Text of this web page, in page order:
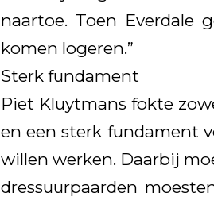
naartoe. Toen
komen logeren.”
Sterk fundament
Piet Kluytmans fokte
en een sterk fundament
willen werken. Daarbij
dressuurpaarden